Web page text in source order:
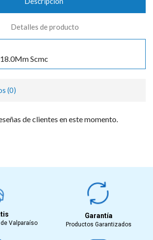
Detalles de producto
Scmc
(0)
de clientes en este momento.
Valparaíso
Garantía
Productos Garantizados